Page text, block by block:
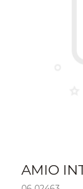
AMIO